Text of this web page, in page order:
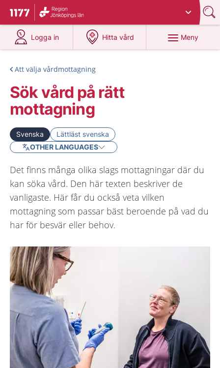
Till startsidan för 1177
Du har valt region
Logga in
på 1177.se
Hitta vård
på 1177.se
Meny
Att välja vårdmottagning
Sök vård på rätt
mottagning
Svenska
Lättläst svenska
OTHER LANGUAGES
Det finns många olika slags mottagningar där du
kan söka vård. Den här texten beskriver de
vanligaste. Här får du också veta vilken
mottagning som passar bäst beroende på vad du
har för besvär eller behov.